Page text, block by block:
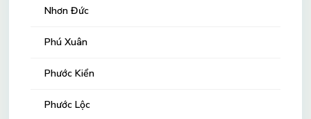
Nhơn Đức
Phú Xuân
Phước Kiển
Phước Lộc